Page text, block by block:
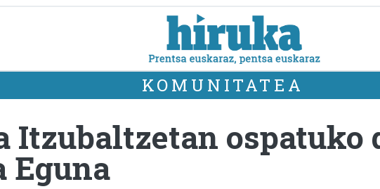
KOMUNITATEA
Itzubaltzetan ospatuko
Eguna